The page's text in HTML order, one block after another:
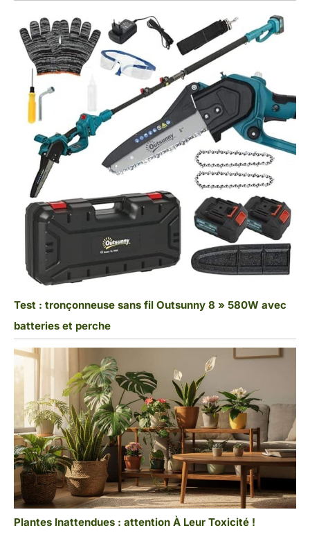
Test : tronçonneuse sans fil Outsunny 8 » 580W avec
batteries et perche
Plantes Inattendues : attention À Leur Toxicité !